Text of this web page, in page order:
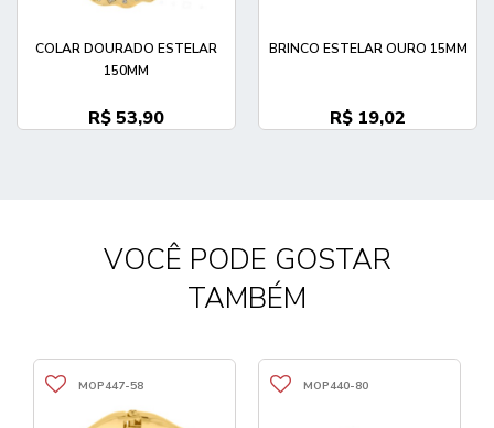
COLAR DOURADO ESTELAR
150MM
R$ 53,90
BRINCO ESTELAR OURO 15MM
R$ 19,02
VOCÊ PODE GOSTAR
TAMBÉM
MOP447-58 MOP440-80